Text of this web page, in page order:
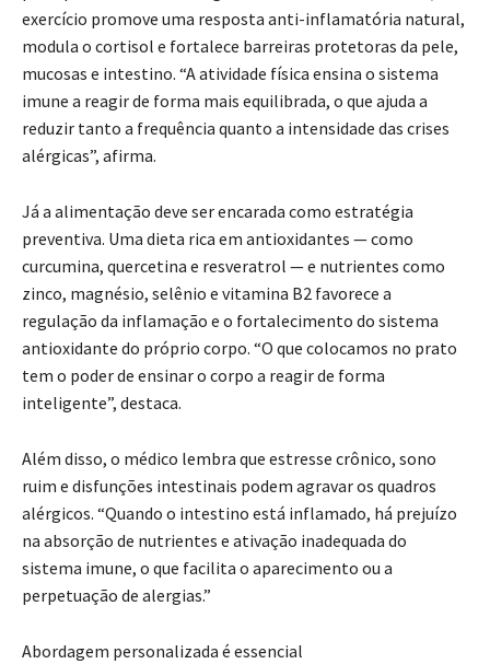
exercício promove uma resposta anti-inflamatória natural,
modula o cortisol e fortalece barreiras protetoras da pele,
mucosas e intestino. “A atividade física ensina o sistema
imune a reagir de forma mais equilibrada, o que ajuda a
reduzir tanto a frequência quanto a intensidade das crises
alérgicas”, afirma.
Já a alimentação deve ser encarada como estratégia
preventiva. Uma dieta rica em antioxidantes — como
curcumina, quercetina e resveratrol — e nutrientes como
zinco, magnésio, selênio e vitamina B2 favorece a
regulação da inflamação e o fortalecimento do sistema
antioxidante do próprio corpo. “O que colocamos no prato
tem o poder de ensinar o corpo a reagir de forma
inteligente”, destaca.
Além disso, o médico lembra que estresse crônico, sono
ruim e disfunções intestinais podem agravar os quadros
alérgicos. “Quando o intestino está inflamado, há prejuízo
na absorção de nutrientes e ativação inadequada do
sistema imune, o que facilita o aparecimento ou a
perpetuação de alergias.”
Abordagem personalizada é essencial